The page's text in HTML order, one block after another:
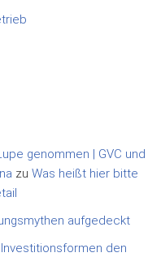
genommen | GVC und
zu Was heißt hier bitte
aufgedeckt
den